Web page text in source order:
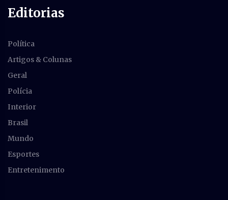
Editorias
Política
Artigos & Colunas
Geral
Polícia
Interior
Brasil
Mundo
Esportes
Entretenimento